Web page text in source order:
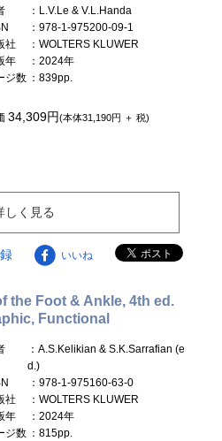
：L.V.Le & V.L.Handa
：978-1-975200-09-1
社
：WOLTERS KLUWER
年
：2024年
ジ数 ：839pp.
34,309円(本体31,190円 ＋ 税)
しく見る
いいね
the Foot & Ankle, 4th ed.
Functional
：A.S.Kelikian & S.K.Sarrafian (e
d.)
：978-1-975160-63-0
社
：WOLTERS KLUWER
年
：2024年
ジ数 ：815pp.